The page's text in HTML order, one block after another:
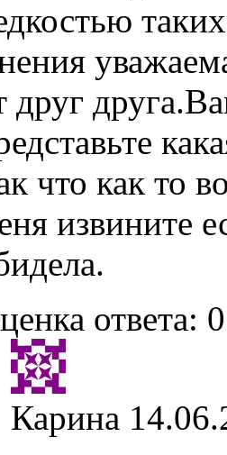
друг
что как то
извините
ответа:
Карина